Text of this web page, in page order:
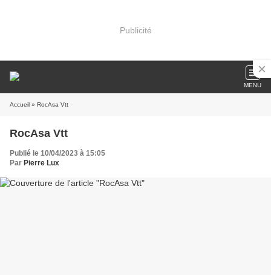
Publicité
MENU
Accueil » RocAsa Vtt
RocAsa Vtt
Publié le 10/04/2023 à 15:05
Par Pierre Lux